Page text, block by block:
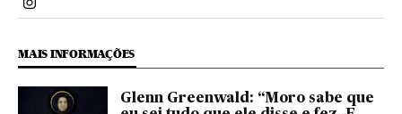
Politica El País Brasil en Instagram
MAIS INFORMAÇÕES
Glenn Greenwald: “Moro sabe que